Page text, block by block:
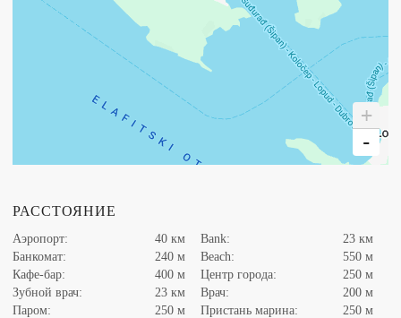
Винный шкаф
Профессиональная кухня
Столовый гарнитур
ГОСТИНАЯ
SMART TV
Кондиционер
Сушильная машина
Кондиционирование воздуха
Фен
Спутниковое ТВ
Профессиональная кухня
+
-
РАССТОЯНИЕ
Аэропорт: 40 км Bank:
23 км
Банкомат:
240 м Beach:
550 м
Кафе-бар:
400 м Центр города:
250 м
Зубной врач:
23 км Врач:
200 м
Паром:
250 м Пристань марина:
250 м